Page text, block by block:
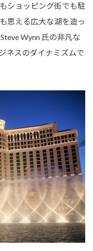
ショッピング街でも駐
思える広大な湖を造っ
Wynn 氏の非凡な
ネスのダイナミズムで